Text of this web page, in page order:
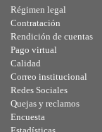
Régimen legal
Contratación
Rendición de cuentas
Pago virtual
Calidad
Correo institucional
Redes Sociales
Quejas y reclamos
Encuesta